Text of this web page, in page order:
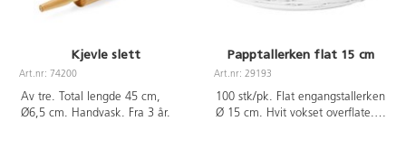
Kjevle slett
Art.nr: 74200
Av tre. Total lengde 45 cm,
Ø6,5 cm. Handvask. Fra 3 år.
Papptallerken flat 15 cm
Art.nr: 29193
100 stk/pk. Flat engangstallerken
Ø 15 cm. Hvit vokset overflate.